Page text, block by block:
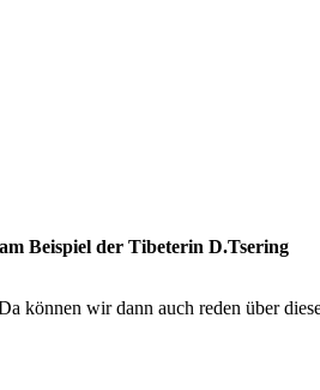
Beispiel der Tibeterin D.Tsering
können wir dann auch reden über